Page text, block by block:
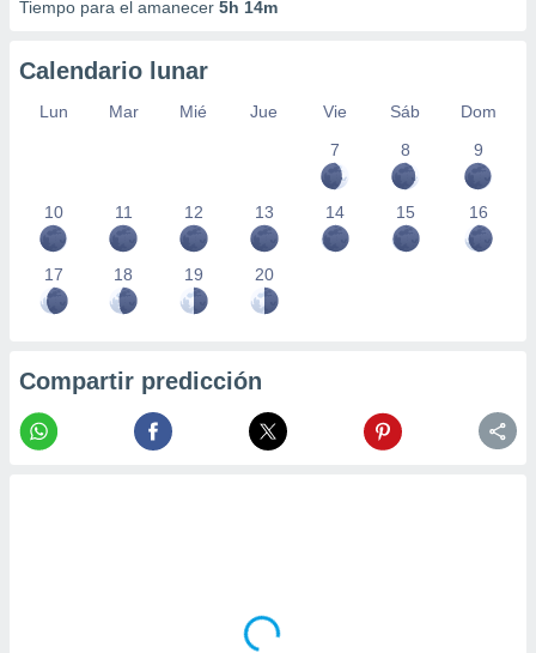
Tiempo para el amanecer 5h 14m
Calendario lunar
Lun Mar Mié Jue Vie Sáb
Dom
7
8 9
10 11 12 13 14 15 16
17 18 19 20
Compartir predicción